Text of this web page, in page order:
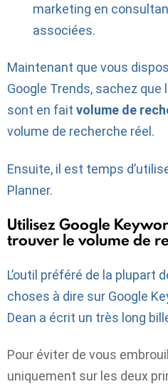
marketing en
associées.
Maintenant que vous
Google Trends, sachez
sont en fait volume de
volume de recherche réel.
Ensuite, il est temps
Planner.
Utilisez Google
trouver le volume de
L’outil préféré de la plupart
choses à dire sur Google
Dean a écrit un très long
Pour éviter de vous
uniquement sur les deux